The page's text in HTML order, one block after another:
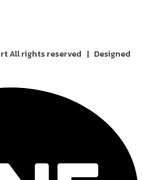
All rights reserved | Designed